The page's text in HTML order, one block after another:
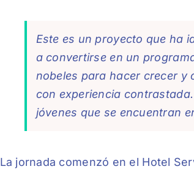
Este es un proyecto que ha
a convertirse en un
nobeles para hacer crecer y
con experiencia
jóvenes que se encuentran
La jornada comenzó en el Hotel